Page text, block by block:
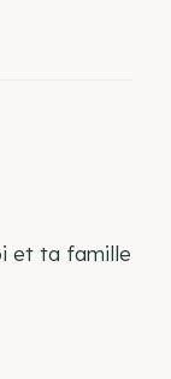
et ta famille